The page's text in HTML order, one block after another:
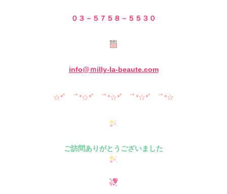
０３－５７５８－５ ５３０
info@ｍilly-la-beaute.com
☆*ﾟ ゜ﾟ*☆*ﾟ ゜ﾟ*☆*ﾟ ゜ﾟ*☆*ﾟ ゜ﾟ*☆
ご訪問ありがとうございました